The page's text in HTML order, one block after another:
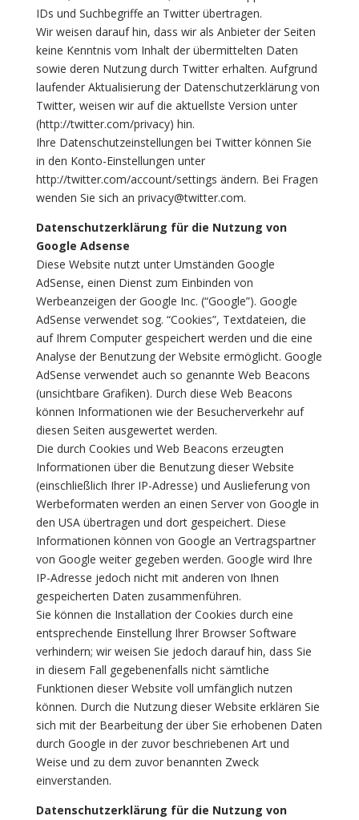
IDs und Suchbegriffe an Twitter übertragen.
Wir weisen darauf hin, dass wir als Anbieter der Seiten
keine Kenntnis vom Inhalt der übermittelten Daten
sowie deren Nutzung durch Twitter erhalten. Aufgrund
laufender Aktualisierung der Datenschutzerklärung von
Twitter, weisen wir auf die aktuellste Version unter
(http://twitter.com/privacy) hin.
Ihre Datenschutzeinstellungen bei Twitter können Sie
in den Konto-Einstellungen unter
http://twitter.com/account/settings ändern. Bei Fragen
wenden Sie sich an privacy@twitter.com.
Datenschutzerklärung für die Nutzung von
Google Adsense
Diese Website nutzt unter Umständen Google
AdSense, einen Dienst zum Einbinden von
Werbeanzeigen der Google Inc. (“Google”). Google
AdSense verwendet sog. “Cookies”, Textdateien, die
auf Ihrem Computer gespeichert werden und die eine
Analyse der Benutzung der Website ermöglicht. Google
AdSense verwendet auch so genannte Web Beacons
(unsichtbare Grafiken). Durch diese Web Beacons
können Informationen wie der Besucherverkehr auf
diesen Seiten ausgewertet werden.
Die durch Cookies und Web Beacons erzeugten
Informationen über die Benutzung dieser Website
(einschließlich Ihrer IP-Adresse) und Auslieferung von
Werbeformaten werden an einen Server von Google in
den USA übertragen und dort gespeichert. Diese
Informationen können von Google an Vertragspartner
von Google weiter gegeben werden. Google wird Ihre
IP-Adresse jedoch nicht mit anderen von Ihnen
gespeicherten Daten zusammenführen.
Sie können die Installation der Cookies durch eine
entsprechende Einstellung Ihrer Browser Software
verhindern; wir weisen Sie jedoch darauf hin, dass Sie
in diesem Fall gegebenenfalls nicht sämtliche
Funktionen dieser Website voll umfänglich nutzen
können. Durch die Nutzung dieser Website erklären Sie
sich mit der Bearbeitung der über Sie erhobenen Daten
durch Google in der zuvor beschriebenen Art und
Weise und zu dem zuvor benannten Zweck
einverstanden.
Datenschutzerklärung für die Nutzung von